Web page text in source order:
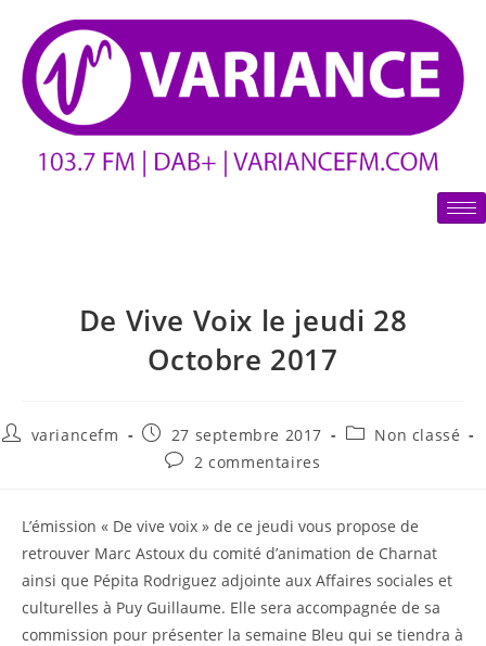
De Vive Voix le jeudi 28
Octobre 2017
variancefm 27 septembre 2017
Non classé
2 commentaires
L’émission « De vive voix » de ce jeudi vous propose de
retrouver Marc Astoux du comité d’animation de Charnat
ainsi que Pépita Rodriguez adjointe aux Affaires sociales et
culturelles à Puy Guillaume. Elle sera accompagnée de sa
commission pour présenter la semaine Bleu qui se tiendra à